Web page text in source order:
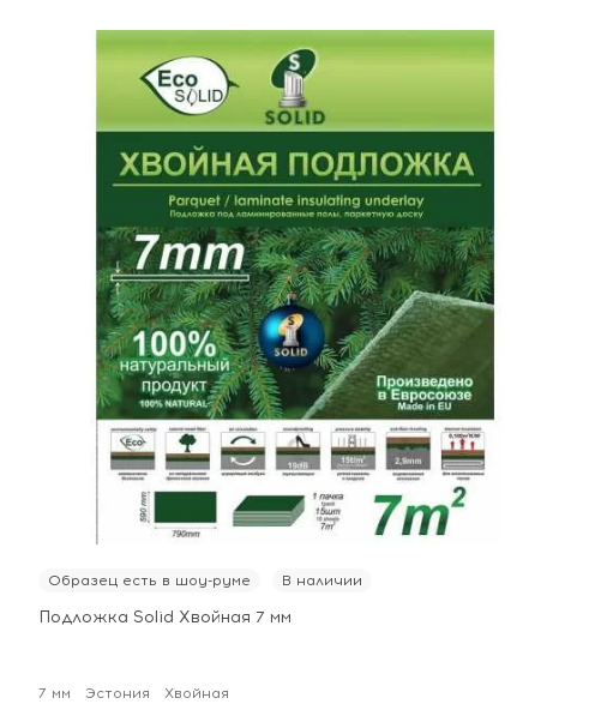
Образец есть в шоу-руме В наличии
Подложка Solid Хвойная 7 мм
7 мм Эстония Хвойная